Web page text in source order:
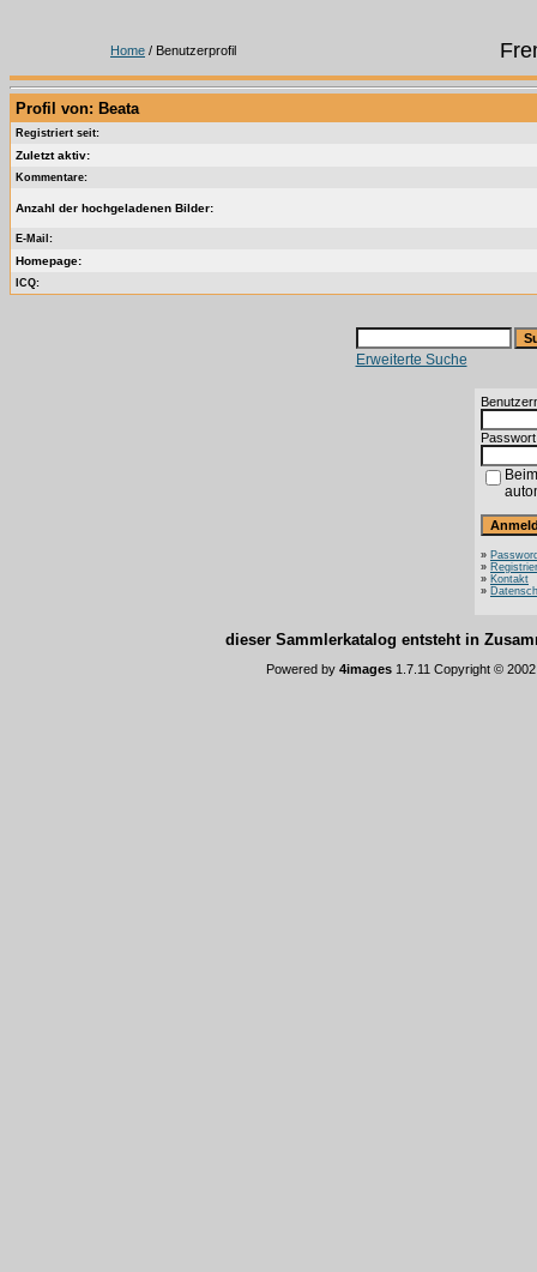
Home / Benutzerprofil
Profil von: Beata
Registriert seit:
Zuletzt aktiv:
Kommentare:
Anzahl der hochgeladenen Bilder:
E-Mail:
Homepage:
ICQ:
Erweiterte Suche
»
»
» Kontakt
»
dieser Sammlerkatalog entsteht in
Powered by 4images 1.7.11 Copyright ©